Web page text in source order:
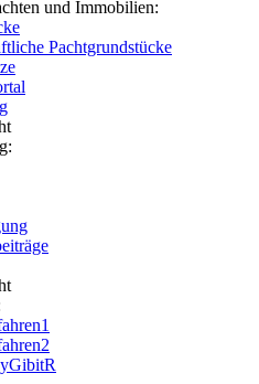
und Immobilien:
Pachtgrundstücke